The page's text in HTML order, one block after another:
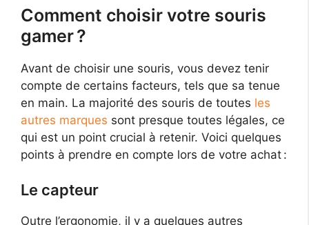
Comment choisir votre souris
gamer ?
Avant de choisir une souris, vous devez tenir
compte de certains facteurs, tels que sa tenue
en main. La majorité des souris de toutes les
autres marques sont presque toutes légales, ce
qui est un point crucial à retenir. Voici quelques
points à prendre en compte lors de votre achat :
Le capteur
Outre l’ergonomie, il y a quelques autres